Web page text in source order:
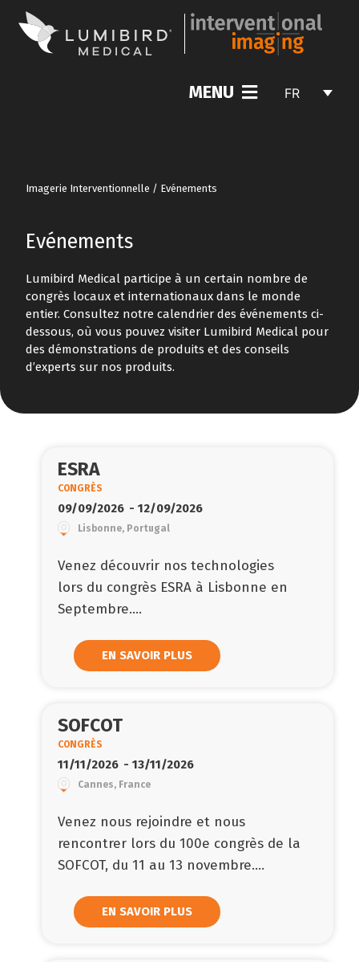
MENU FR
Imagerie Interventionnelle / Evénements
Evénements
Lumibird Medical participe à un certain nombre de
congrès locaux et internationaux dans le monde
entier. Consultez notre calendrier des événements ci-
dessous, où vous pouvez visiter Lumibird Medical pour
des démonstrations de produits et des conseils
d’experts sur nos produits.
ESRA
CONGRÈS
09/09/2026 - 12/09/2026
Lisbonne, Portugal
Venez découvrir nos technologies
lors du congrès ESRA à Lisbonne en
Septembre....
EN SAVOIR PLUS
SOFCOT
CONGRÈS
11/11/2026 - 13/11/2026
Cannes, France
Venez nous rejoindre et nous
rencontrer lors du 100e congrès de la
SOFCOT, du 11 au 13 novembre....
EN SAVOIR PLUS